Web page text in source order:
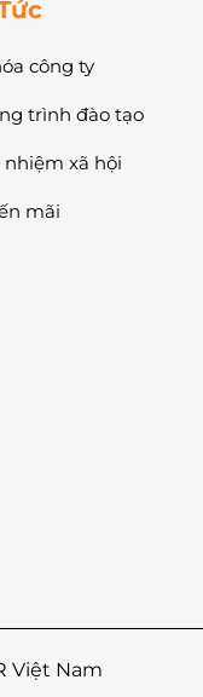
công ty
trình đào tạo
nhiệm xã hội
mãi
Việt Nam